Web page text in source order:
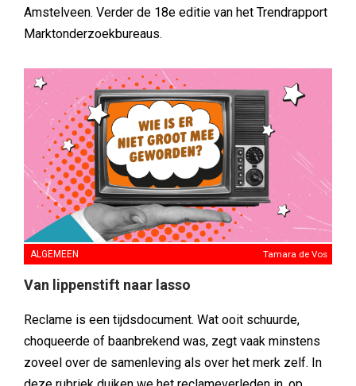
Amstelveen. Verder de 18e editie van het Trendrapport
Marktonderzoekbureaus.
ALGEMEEN Tamara de Vos
Van lippenstift naar lasso
Reclame is een tijdsdocument. Wat ooit schuurde,
choqueerde of baanbrekend was, zegt vaak minstens
zoveel over de samenleving als over het merk zelf. In